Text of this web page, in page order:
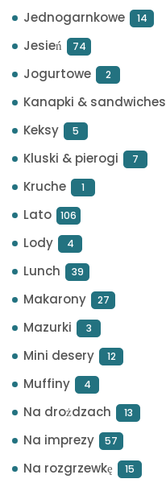
Jednogarnkowe 14
Jesień 74
Jogurtowe 2
Kanapki & sandwiches
Keksy 5
Kluski & pierogi 7
Kruche 1
Lato 106
Lody 4
Lunch 39
Makarony 27
Mazurki 3
Mini desery 12
Muffiny 4
Na drożdzach 13
Na imprezy 57
Na rozgrzewkę 15